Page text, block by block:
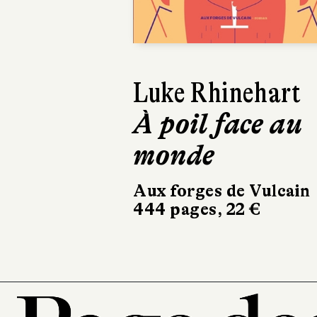
Luke Rhinehart
À poil face au
monde
Aux forges de Vulcain
444 pages, 22 €